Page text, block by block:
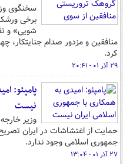
سخنگوی
برخی
شویی» و
منافقین و مزدور صدام جنایتکار،
کرد.
۲۹ آذر ۰۱ - ۲۰:۴۱
پامپئو:
نیست
وزیر
حمایت از اغتشاشات در ایران
جمهوری اسلامی وجود ندارد.
۲۷ آذر ۰۱ - ۱۳:۰۴